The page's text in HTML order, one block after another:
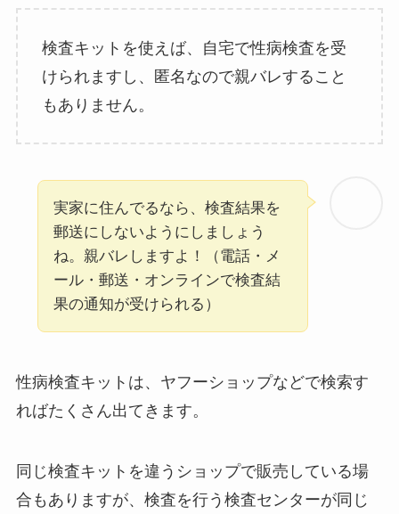
検査キットを使えば、自宅で性病検査を受
けられますし、匿名なので親バレすること
もありません。
実家に住んでるなら、検査結果を
郵送にしないようにしましょう
ね。親バレしますよ！（電話・メ
ール・郵送・オンラインで検査結
果の通知が受けられる）
性病検査キットは、ヤフーショップなどで検索す
ればたくさん出てきます。
同じ検査キットを違うショップで販売している場
合もありますが、検査を行う検査センターが同じ